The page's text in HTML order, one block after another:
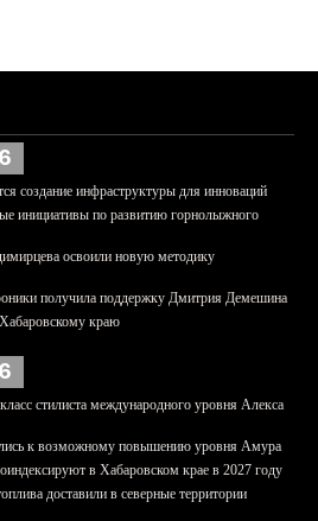
создание инфраструктуры для инноваций
инициативы по развитию горнолыжного
освоили новую методику
получила поддержку Дмитрия Демешина
краю
стилиста международного уровня Алекса
к возможному повышению уровня Амура
в Хабаровском крае в 2027 году
доставили в северные территории